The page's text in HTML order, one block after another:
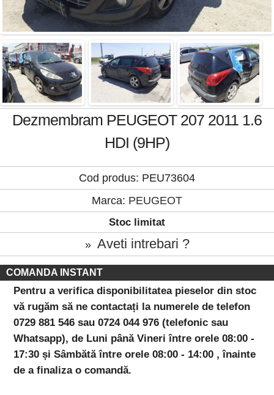
Dezmembram PEUGEOT 207 2011 1.6
HDI (9HP)
Cod produs: PEU73604
Marca: PEUGEOT
Stoc limitat
» Aveti intrebari ?
COMANDA INSTANT
Pentru a verifica disponibilitatea pieselor din stoc
vă rugăm să ne contactați la numerele de telefon
0729 881 546 sau 0724 044 976 (telefonic sau
Whatsapp), de Luni până Vineri între orele 08:00 -
17:30 și Sâmbătă între orele 08:00 - 14:00 , înainte
de a finaliza o comandă.